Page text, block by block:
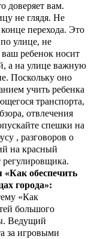
доверяет вам.
не глядя. Не
перехода. Это
улице, не
ребенок носит
а на улице важную
Поскольку оно
учить ребенка
транспорта,
отвлечения
спешки на
, разговоров о
на красный
обеспечить
города»:
«Как
большого
Ведущий
за игровыми